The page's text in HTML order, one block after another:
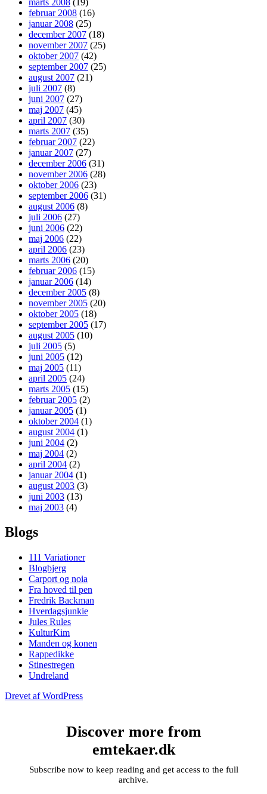
februar 2008 (16)
januar 2008 (25)
december 2007 (18)
november 2007 (25)
oktober 2007 (42)
september 2007 (25)
august 2007 (21)
juli 2007 (8)
juni 2007 (27)
maj 2007 (45)
april 2007 (30)
marts 2007 (35)
februar 2007 (22)
januar 2007 (27)
december 2006 (31)
november 2006 (28)
oktober 2006 (23)
september 2006 (31)
august 2006 (8)
juli 2006 (27)
juni 2006 (22)
maj 2006 (22)
april 2006 (23)
marts 2006 (20)
februar 2006 (15)
januar 2006 (14)
december 2005 (8)
november 2005 (20)
oktober 2005 (18)
september 2005 (17)
august 2005 (10)
juli 2005 (5)
juni 2005 (12)
maj 2005 (11)
april 2005 (24)
marts 2005 (15)
februar 2005 (2)
januar 2005 (1)
oktober 2004 (1)
august 2004 (1)
juni 2004 (2)
maj 2004 (2)
april 2004 (2)
januar 2004 (1)
august 2003 (3)
juni 2003 (13)
maj 2003 (4)
Blogs
111 Variationer
Blogbjerg
Carport og noia
Fra hoved til pen
Fredrik Backman
Hverdagsjunkie
Jules Rules
KulturKim
Manden og konen
Rappedikke
Stinestregen
Undreland
Drevet af WordPress
Discover more from
emtekaer.dk
Subscribe now to keep reading and get access to the full
archive.